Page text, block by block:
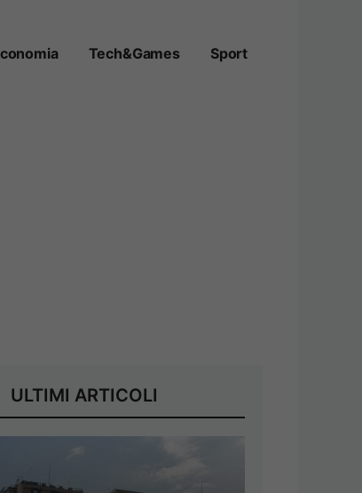
Tech&Games Sport
ULTIMI ARTICOLI